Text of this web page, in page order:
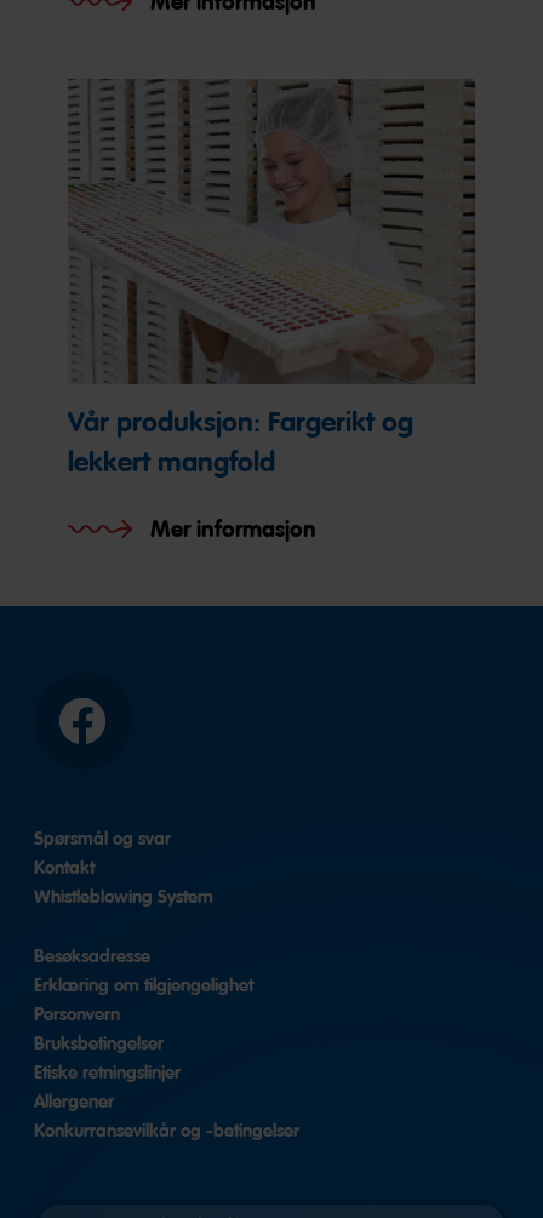
Vår produksjon: Fargerikt og
lekkert mangfold
Mer informasjon
Facebook
Spørsmål og svar
Kontakt
Whistleblowing System
Besøksadresse
Erklæring om tilgjengelighet
Personvern
Bruksbetingelser
Etiske retningslinjer
Allergener
Konkurransevilkår og -betingelser